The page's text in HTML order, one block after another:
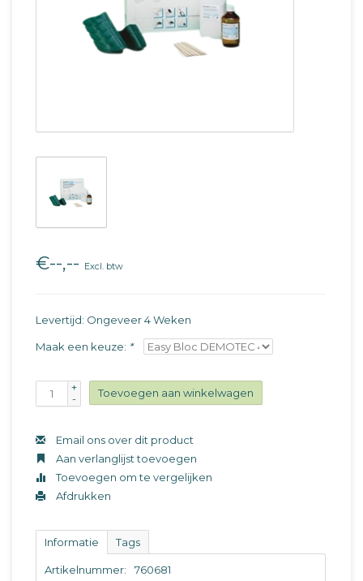
€--,-- Excl. btw
Levertijd: Ongeveer 4 Weken
Maak een keuze: *
+
-
Toevoegen aan winkelwagen
Email ons over dit product
Aan verlanglijst toevoegen
Toevoegen om te vergelijken
Afdrukken
Informatie Tags
Artikelnummer: 760681